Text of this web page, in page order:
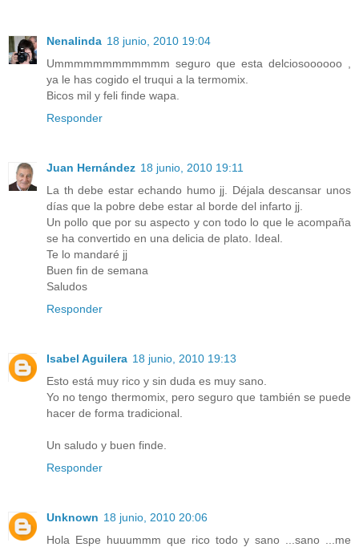
Nenalinda 18 junio, 2010 19:04
Ummmmmmmmmmmm seguro que esta delciosoooooo ,
ya le has cogido el truqui a la termomix.
Bicos mil y feli finde wapa.
Responder
Juan Hernández 18 junio, 2010 19:11
La th debe estar echando humo jj. Déjala descansar unos
días que la pobre debe estar al borde del infarto jj.
Un pollo que por su aspecto y con todo lo que le acompaña
se ha convertido en una delicia de plato. Ideal.
Te lo mandaré jj
Buen fin de semana
Saludos
Responder
Isabel Aguilera 18 junio, 2010 19:13
Esto está muy rico y sin duda es muy sano.
Yo no tengo thermomix, pero seguro que también se puede
hacer de forma tradicional.
Un saludo y buen finde.
Responder
Unknown 18 junio, 2010 20:06
Hola Espe huuummm que rico todo y sano ...sano ...me